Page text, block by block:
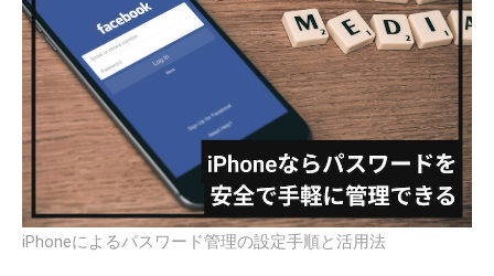
iPhoneによるパスワード管理の設定手順と活用法